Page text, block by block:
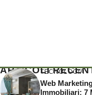
ARTICOLITECNOLOGIA
Web
Immobiliari: 7